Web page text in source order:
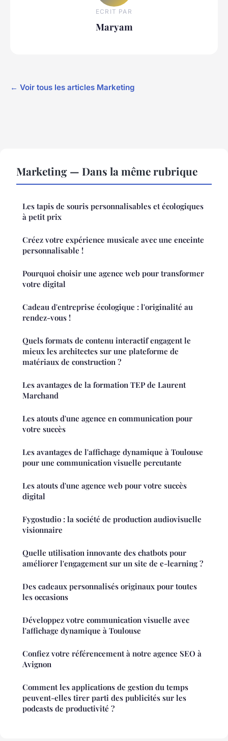
ECRIT PAR
Maryam
← Voir tous les articles Marketing
Marketing — Dans la même rubrique
Les tapis de souris personnalisables et écologiques
à petit prix
Créez votre expérience musicale avec une enceinte
personnalisable !
Pourquoi choisir une agence web pour transformer
votre digital
Cadeau d'entreprise écologique : l'originalité au
rendez-vous !
Quels formats de contenu interactif engagent le
mieux les architectes sur une plateforme de
matériaux de construction ?
Les avantages de la formation TEP de Laurent
Marchand
Les atouts d'une agence en communication pour
votre succès
Les avantages de l'affichage dynamique à Toulouse
pour une communication visuelle percutante
Les atouts d'une agence web pour votre succès
digital
Fygostudio : la société de production audiovisuelle
visionnaire
Quelle utilisation innovante des chatbots pour
améliorer l'engagement sur un site de e-learning ?
Des cadeaux personnalisés originaux pour toutes
les occasions
Développez votre communication visuelle avec
l'affichage dynamique à Toulouse
Confiez votre référencement à notre agence SEO à
Avignon
Comment les applications de gestion du temps
peuvent-elles tirer parti des publicités sur les
podcasts de productivité ?